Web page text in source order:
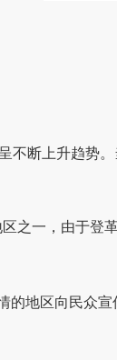
断上升趋势
之一，由于登
的地区向民众